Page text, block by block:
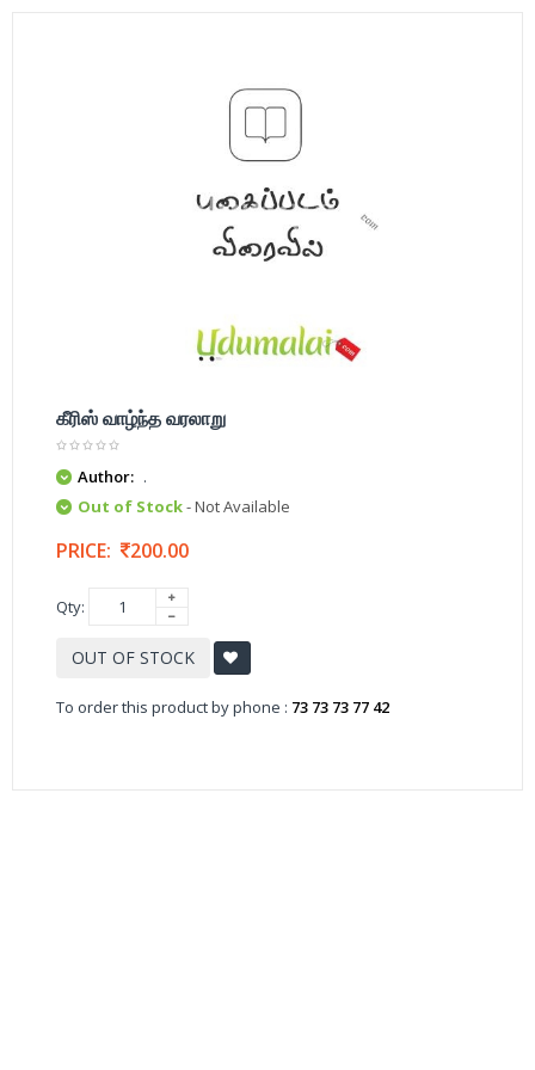
கீரிஸ் வாழ்ந்த வரலாறு
Author: .
Out of Stock- Not Available
PRICE: 200.00
Qty:
OUT OF STOCK
To order this product by phone : 73 73 73 77 42